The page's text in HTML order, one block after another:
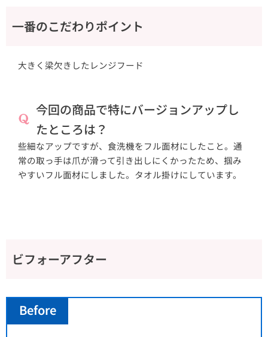
一番のこだわりポイント
大きく梁欠きしたレンジフード
今回の商品で特にバージョンアップし
たところは？
些細なアップですが、食洗機をフル面材にしたこと。通
常の取っ手は爪が滑って引き出しにくかったため、掴み
やすいフル面材にしました。タオル掛けにしています。
ビフォーアフター
Before